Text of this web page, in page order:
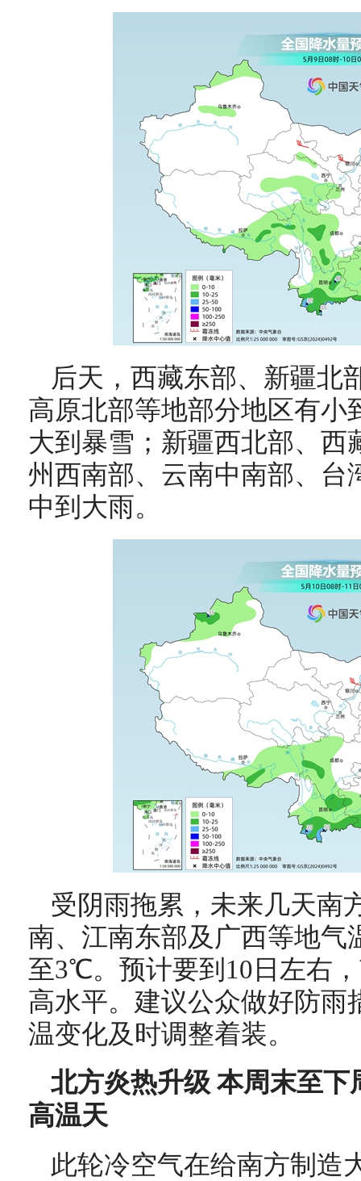
后天，西藏东部、新疆北
高原北部等地部分地区有小
大到暴雪；新疆西北部、西
州西南部、云南中南部、台
中到大雨。
受阴雨拖累，未来几天南
南、江南东部及广西等地
至3℃。预计要到10日左右
高水平。建议公众做好防雨
温变化及时调整着装。
北方炎热升级 本周末至
高温天
此轮冷空气在给南方制造